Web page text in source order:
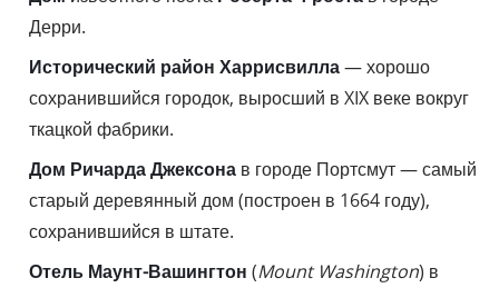
Дерри.
Исторический район Харрисвилла— хорошо
сохранившийся городок, выросший в XIX веке вокруг
ткацкой фабрики.
Дом Ричарда Джексона в городе Портсмут — самый
старый деревянный дом (построен в 1664 году),
сохранившийся в штате.
Отель Маунт-Вашингтон (Mount Washington) в